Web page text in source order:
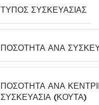
ΤΎΠΟΣ ΣΥΣΚΕΥΑΣΊΑΣ
ΠΟΣΌΤΗΤΑ ΑΝΆ
ΠΟΣΌΤΗΤΑ ΑΝΆ
ΣΥΣΚΕΥΑΣΊΑ (ΚΟΎΤΑ)